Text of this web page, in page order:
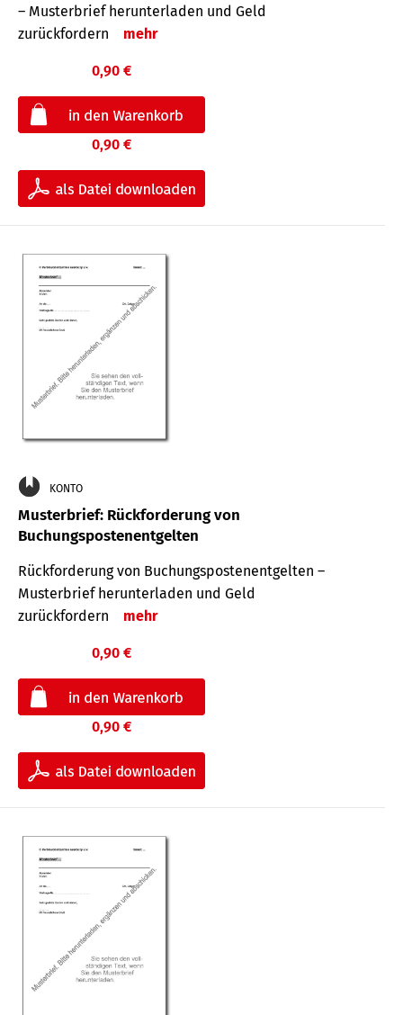
– Musterbrief herunterladen und Geld
zurückfordern
mehr
0,90 €
0,90 €
KONTO
Musterbrief: Rückforderung von
Buchungspostenentgelten
Rückforderung von Buchungspostenentgelten –
Musterbrief herunterladen und Geld
zurückfordern
mehr
0,90 €
0,90 €